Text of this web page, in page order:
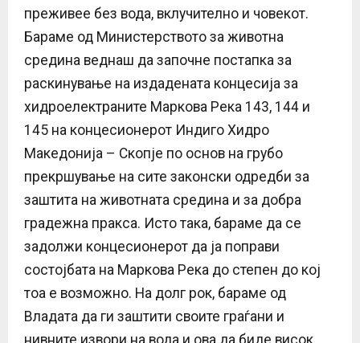
преживее без вода, вклучително и човекот.
Бараме од Министерството за животна
средина веднаш да започне постапка за
раскинување на издадената концесија за
хидроелектраните Маркова Река 143, 144 и
145 на концесионерот Индиго Хидро
Македонија – Скопје по основ на грубо
прекршување на сите законски одредби за
заштита на животната средина и за добра
градежна пракса. Исто така, бараме да се
задолжи концесионерот да ја поправи
состојбата на Маркова Река до степен до кој
тоа е возможно. На долг рок, бараме од
Владата да ги заштити своите граѓани и